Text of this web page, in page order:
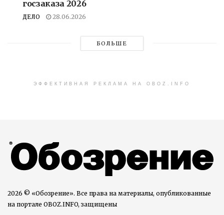
госзаказа 2026
ДЕЛО 28.06.2026
БОЛЬШЕ
ЭФФЕКТИВНАЯ РЕКЛАМА НА OBOZ.INFO
2026 © «Обозрение». Все права на материалы, опубликованные
на портале OBOZ.INFO, защищены